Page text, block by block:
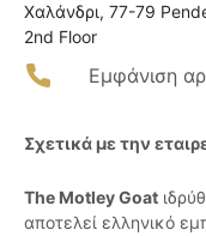
Χαλάνδρι, 77-79
2nd Floor
Εμφάνιση
Σχετικά με την
The Motley Goat
αποτελεί ελληνικό